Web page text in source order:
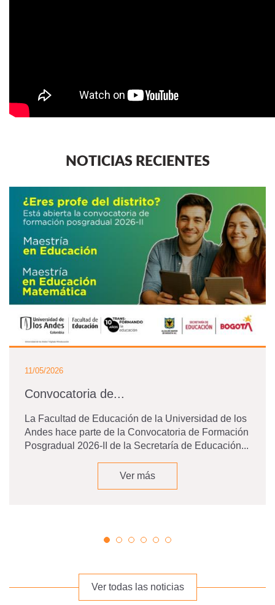
NOTICIAS RECIENTES
11/05/2026
Convocatoria de...
La Facultad de Educación de la Universidad de los
Andes hace parte de la Convocatoria de Formación
Posgradual 2026-II de la Secretaría de Educación...
Ver más
Ver todas las noticias